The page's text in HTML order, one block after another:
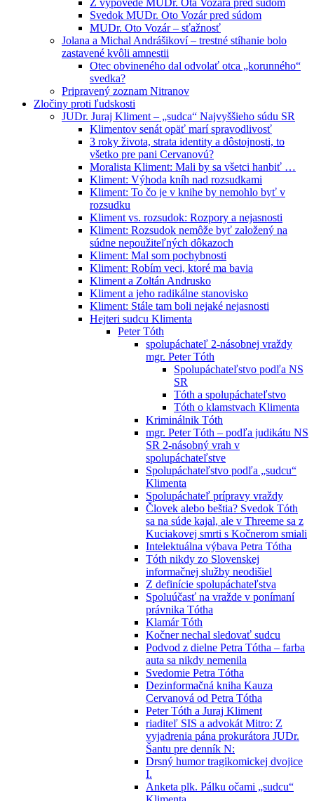
Svedok MUDr. Oto Vozár pred súdom
MUDr. Oto Vozár – sťažnosť
Jolana a Michal Andrášikoví – trestné stíhanie bolo
zastavené kvôli amnestii
Otec obvineného dal odvolať otca „korunného“
svedka?
Pripravený zoznam Nitranov
Zločiny proti ľudskosti
JUDr. Juraj Kliment – „sudca“ Najvyššieho súdu SR
Klimentov senát opäť marí spravodlivosť
3 roky života, strata identity a dôstojnosti, to
všetko pre pani Cervanovú?
Moralista Kliment: Mali by sa všetci hanbiť …
Kliment: Výhoda kníh nad rozsudkami
Kliment: To čo je v knihe by nemohlo byť v
rozsudku
Kliment vs. rozsudok: Rozpory a nejasnosti
Kliment: Rozsudok nemôže byť založený na
súdne nepoužiteľných dôkazoch
Kliment: Mal som pochybnosti
Kliment: Robím veci, ktoré ma bavia
Kliment a Zoltán Andrusko
Kliment a jeho radikálne stanovisko
Kliment: Stále tam boli nejaké nejasnosti
Hejteri sudcu Klimenta
Peter Tóth
spolupáchateľ 2-násobnej vraždy
mgr. Peter Tóth
Spolupáchateľstvo podľa NS
SR
Tóth a spolupáchateľstvo
Tóth o klamstvach Klimenta
Kriminálnik Tóth
mgr. Peter Tóth – podľa judikátu NS
SR 2-násobný vrah v
spolupáchateľstve
Spolupáchateľstvo podľa „sudcu“
Klimenta
Spolupáchateľ prípravy vraždy
Človek alebo beštia? Svedok Tóth
sa na súde kajal, ale v Threeme sa z
Kuciakovej smrti s Kočnerom smiali
Intelektuálna výbava Petra Tótha
Tóth nikdy zo Slovenskej
informačnej služby neodišiel
Z definície spolupáchateľstva
Spoluúčasť na vražde v ponímaní
právnika Tótha
Klamár Tóth
Kočner nechal sledovať sudcu
Podvod z dielne Petra Tótha – farba
auta sa nikdy nemenila
Svedomie Petra Tótha
Dezinformačná kniha Kauza
Cervanová od Petra Tótha
Peter Tóth a Juraj Kliment
riaditeľ SIS a advokát Mitro: Z
vyjadrenia pána prokurátora JUDr.
Šantu pre denník N:
Drsný humor tragikomickej dvojice
I.
Anketa plk. Pálku očami „sudcu“